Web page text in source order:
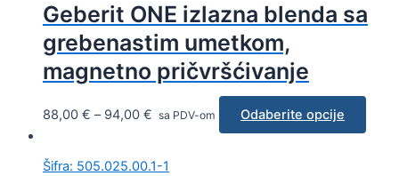
Geberit ONE izlazna blenda sa
grebenastim umetkom,
magnetno pričvršćivanje
88,00 € – 94,00 € sa PDV-om Odaberite opcije
Šifra: 505.025.00.1-1